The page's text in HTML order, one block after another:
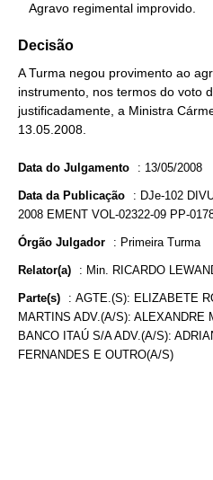
   Agravo regimental improvido.
Decisão
A Turma negou provimento ao
instrumento, nos termos do voto
justificadamente, a Ministra
13.05.2008.
Data do Julgamento : 13/05/2008
Data da Publicação : DJe-102
2008 EMENT VOL-02322-09 PP-
Órgão Julgador : Primeira Turma
Relator(a) : Min. RICARDO
Parte(s) : AGTE.(S): ELIZABETE
MARTINS ADV.(A/S): ALEXANDRE
BANCO ITAÚ S/A ADV.(A/S):
FERNANDES E OUTRO(A/S)